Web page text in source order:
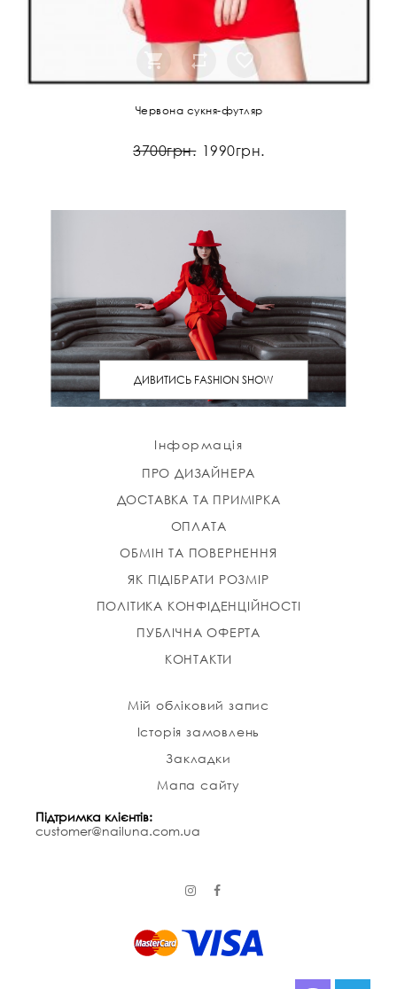
Червона сукня-футляр
3700грн. 1990грн.
ДИВИТИСЬ FASHION SHOW
Інформація
ПРО ДИЗАЙНЕРА
ДОСТАВКА ТА ПРИМІРКА
ОПЛАТА
ОБМІН ТА ПОВЕРНЕННЯ
ЯК ПІДІБРАТИ РОЗМІР
ПОЛІТИКА КОНФІДЕНЦІЙНОСТІ
ПУБЛІЧНА ОФЕРТА
КОНТАКТИ
Мій обліковий запис
Історія замовлень
Закладки
Мапа сайту
Підтримка клієнтів:
customer@nailuna.com.ua